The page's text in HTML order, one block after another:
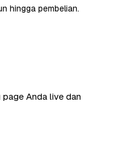
hingga pembelian.
Anda live dan